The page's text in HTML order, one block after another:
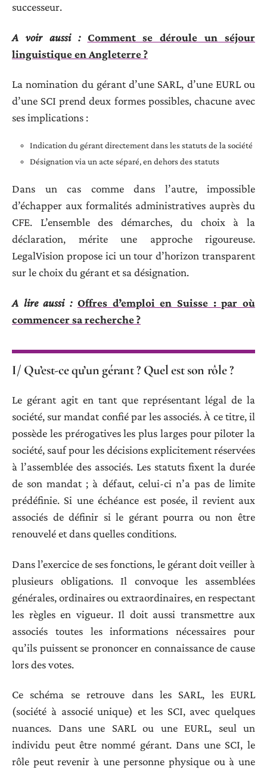
successeur.
A voir aussi : Comment se déroule un séjour
linguistique en Angleterre ?
La nomination du gérant d’une SARL, d’une EURL ou
d’une SCI prend deux formes possibles, chacune avec
ses implications :
Indication du gérant directement dans les statuts de la société
Désignation via un acte séparé, en dehors des statuts
Dans un cas comme dans l’autre, impossible
d’échapper aux formalités administratives auprès du
CFE. L’ensemble des démarches, du choix à la
déclaration, mérite une approche rigoureuse.
LegalVision propose ici un tour d’horizon transparent
sur le choix du gérant et sa désignation.
A lire aussi : Offres d’emploi en Suisse : par où
commencer sa recherche ?
I/ Qu’est-ce qu’un gérant ? Quel est son rôle ?
Le gérant agit en tant que représentant légal de la
société, sur mandat confié par les associés. À ce titre, il
possède les prérogatives les plus larges pour piloter la
société, sauf pour les décisions explicitement réservées
à l’assemblée des associés. Les statuts fixent la durée
de son mandat ; à défaut, celui-ci n’a pas de limite
prédéfinie. Si une échéance est posée, il revient aux
associés de définir si le gérant pourra ou non être
renouvelé et dans quelles conditions.
Dans l’exercice de ses fonctions, le gérant doit veiller à
plusieurs obligations. Il convoque les assemblées
générales, ordinaires ou extraordinaires, en respectant
les règles en vigueur. Il doit aussi transmettre aux
associés toutes les informations nécessaires pour
qu’ils puissent se prononcer en connaissance de cause
lors des votes.
Ce schéma se retrouve dans les SARL, les EURL
(société à associé unique) et les SCI, avec quelques
nuances. Dans une SARL ou une EURL, seul un
individu peut être nommé gérant. Dans une SCI, le
rôle peut revenir à une personne physique ou à une